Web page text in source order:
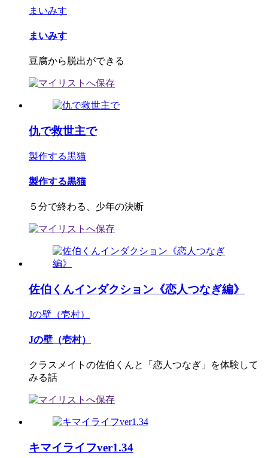
まいみす
まいみす
豆腐から脱出ができる
仇で救世主で
製作する黒猫
製作する黒猫
５分で終わる、少年の決断
佐伯くんインダクション《恋人つなぎ編》
Jの壁（壱村）
Jの壁（壱村）
クラスメイトの佐伯くんと「恋人つなぎ」を体験して
みる話
キマイライフver1.34